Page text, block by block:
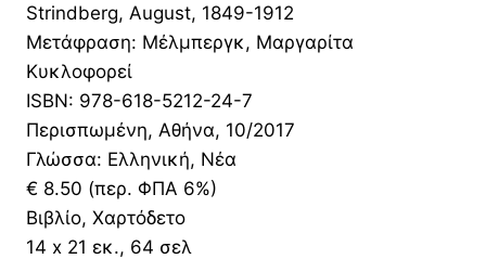
was:
11,00 €.
τιμή
7,70 €.
Strindberg, August, 1849-1912
Μετάφραση: Μέλμπεργκ, Μαργαρίτα
Κυκλοφορεί
ISBN: 978-618-5212-24-7
Περισπωμένη, Αθήνα, 10/2017
Γλώσσα: Ελληνική, Νέα
€ 8.50 (περ. ΦΠΑ 6%)
Βιβλίο, Χαρτόδετο
14 x 21 εκ., 64 σελ